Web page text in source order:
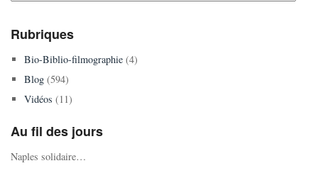
Rubriques
Bio-Biblio-filmographie(4)
Blog(594)
Vidéos (11)
Au fil des jours
Naples solidaire…